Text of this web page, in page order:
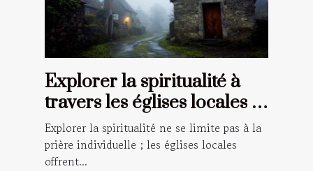
Explorer la spiritualité à
travers les églises locales :
un guide pour les croyants
Explorer la spiritualité ne se limite pas à la
prière individuelle ; les églises locales
offrent...